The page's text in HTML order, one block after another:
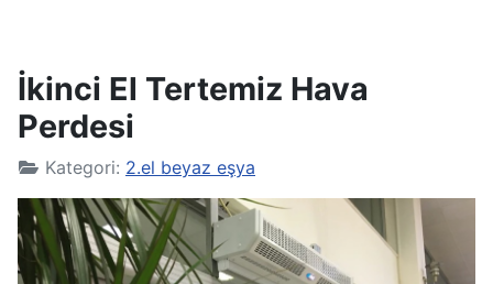
İkinci El Tertemiz Hava
Perdesi
Kategori: 2.el beyaz eşya